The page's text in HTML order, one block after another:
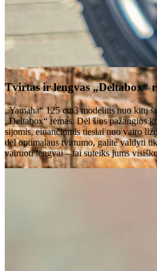
Tvirtas ir lengvas „Deltabox“
„Yamaha“ 125 cm3 modelius nuo kitų
„Deltabox“ rėmas. Dėl šios pažangios
sijomis, einančiomis tiesiai nuo vairo
dėl optimalaus tvirtumo, galite valdyti
vairuoti lengvai – tai suteiks jums